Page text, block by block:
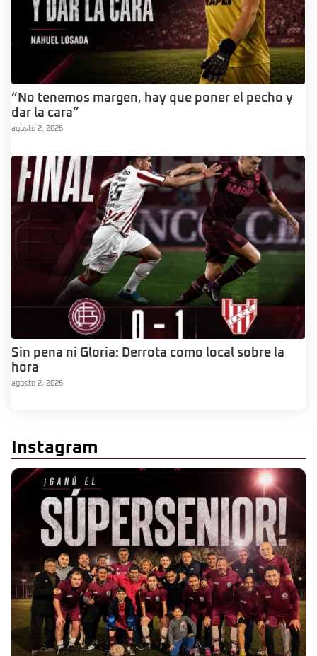
“No tenemos margen, hay que poner el pecho y
dar la cara”
agosto 2, 2026
Sin pena ni Gloria: Derrota como local sobre la
hora
agosto 2, 2026
Instagram